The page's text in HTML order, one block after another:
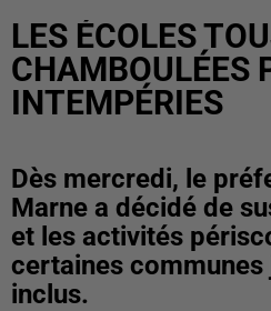
LES ÉCOLES
CHAMBOULÉES
INTEMPÉRIES
Dès mercredi, le
Marne a décidé de
et les activités
certaines communes
inclus.